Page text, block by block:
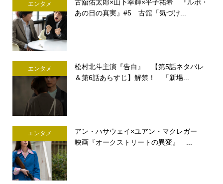
エンタメ
古舘佑太郎×山下幸輝×平子祐希 『ルポ・
あの日の真実』#5 古舘「気づけ...
エンタメ
松村北斗主演『告白』 【第5話ネタバレ
＆第6話あらすじ】解禁！ 「新場...
エンタメ
アン・ハサウェイ×ユアン・マクレガー
映画『オークストリートの異変』 ...